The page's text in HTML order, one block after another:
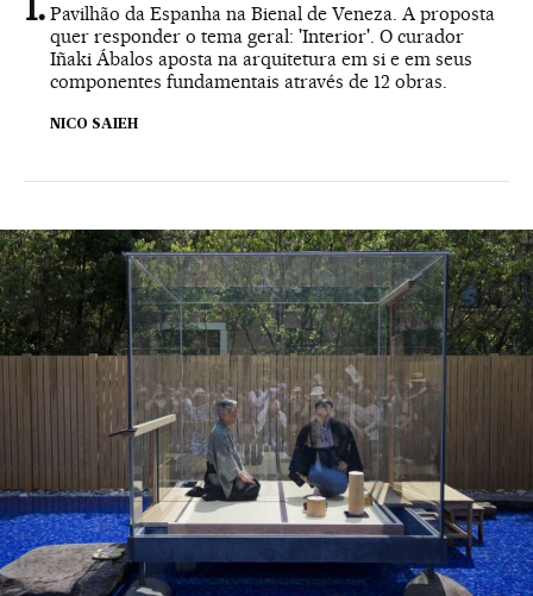
Pavilhão da Espanha na Bienal de Veneza. A proposta
quer responder o tema geral: 'Interior'. O curador
Iñaki Ábalos aposta na arquitetura em si e em seus
componentes fundamentais através de 12 obras.
NICO SAIEH